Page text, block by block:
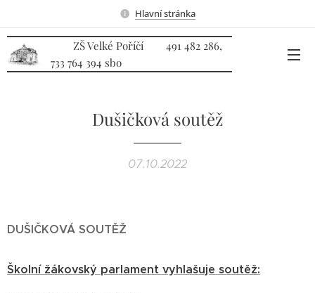
Hlavní stránka
ZŠ Velké Poříčí 491 482 286,
733 764 394 sbo
Dušičková soutěž
07.10.2022
DUŠIČKOVÁ SOUTĚŽ
Školní žákovský parlament vyhlašuje soutěž: